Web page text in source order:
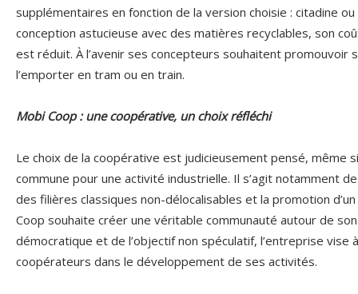
supplémentaires en fonction de la version choisie : citadine
conception astucieuse avec des matières recyclables, son
est réduit. À l’avenir ses concepteurs souhaitent promouvoir
l’emporter en tram ou en train.
Mobi Coop : une coopérative, un choix réfléchi
Le choix de la coopérative est judicieusement pensé, même
commune pour une activité industrielle. Il s’agit notamment
des filières classiques non-délocalisables et la promotion
Coop souhaite créer une véritable communauté autour de
démocratique et de l’objectif non spéculatif, l’entreprise vise
coopérateurs dans le développement de ses activités.